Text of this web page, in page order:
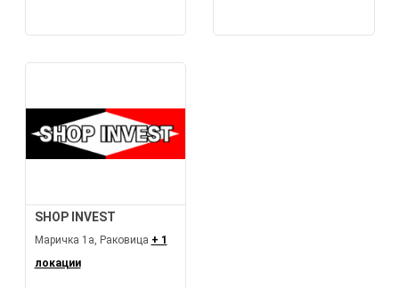
SHOP INVEST
Маричка 1а, Раковица + 1
локации